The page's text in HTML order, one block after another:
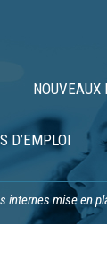
NOUVEAUX
D’EMPLOI
internes mise en